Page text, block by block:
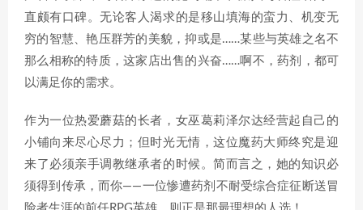
直颇有口碑。无论客人渴求的是移山填海的蛮力、机变无
穷的智慧、艳压群芳的美貌，抑或是……某些与英雄之名不
那么相称的特质，这家店出售的兴奋……啊不，药剂，都可
以满足你的需求。
作为一位热爱蘑菇的长者，女巫葛莉泽尔达经营起自己的
小铺向来尽心尽力；但时光无情，这位魔药大师终究是迎
来了必须亲手调教继承者的时候。简而言之，她的知识必
须得到传承，而你——一位惨遭药剂不耐受综合症征断送冒